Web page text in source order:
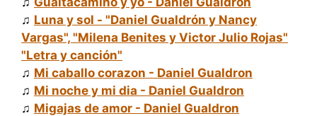
♫ Luna y sol - "Daniel Gualdrón y Nancy
Vargas", "Milena Benites y Victor Julio Rojas"
"Letra y canción"
♫ Mi caballo corazon - Daniel Gualdron
♫ Mi noche y mi dia - Daniel Gualdron
♫ Migajas de amor - Daniel Gualdron